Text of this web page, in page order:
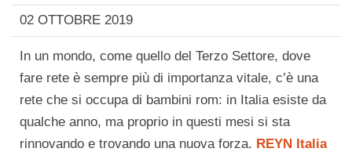
02 OTTOBRE 2019
In un mondo, come quello del Terzo Settore, dove
fare rete è sempre più di importanza vitale, c’è una
rete che si occupa di bambini rom: in Italia esiste da
qualche anno, ma proprio in questi mesi si sta
rinnovando e trovando una nuova forza. REYN Italia